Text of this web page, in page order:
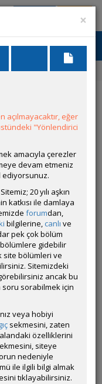
Üyesi
22:23
10:04
Ortalaması]
×
eğer
"Yönlendirici
amacıyla çerezler
devam etmeniz
ediyorsunuz.
20 yılı aşkın
katkısı ile damlaya
forumdan,
bilgilerine, canlı ve
pek çok bölüm
gidebilir
site bölümleri ve
Sitemizdeki
ancak bu
sorabilmek için
veya hobiyi
sekmesini, zaten
özelliklerini
siteye
nedeniyle
ile ilgili bilgi almak
tıklayabilirsiniz.